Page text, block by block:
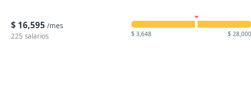
$ 16,595 /mes
225 salarios
$ 3,648 $ 28,000